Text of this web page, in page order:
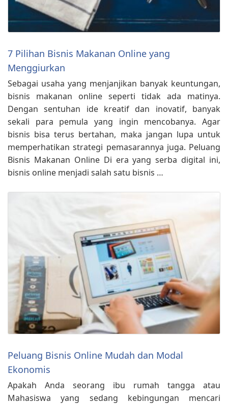
7 Pilihan Bisnis Makanan Online yang
Menggiurkan
Sebagai usaha yang menjanjikan banyak keuntungan,
bisnis makanan online seperti tidak ada matinya.
Dengan sentuhan ide kreatif dan inovatif, banyak
sekali para pemula yang ingin mencobanya. Agar
bisnis bisa terus bertahan, maka jangan lupa untuk
memperhatikan strategi pemasarannya juga. Peluang
Bisnis Makanan Online Di era yang serba digital ini,
bisnis online menjadi salah satu bisnis …
Peluang Bisnis Online Mudah dan Modal
Ekonomis
Apakah Anda seorang ibu rumah tangga atau
Mahasiswa yang sedang kebingungan mencari